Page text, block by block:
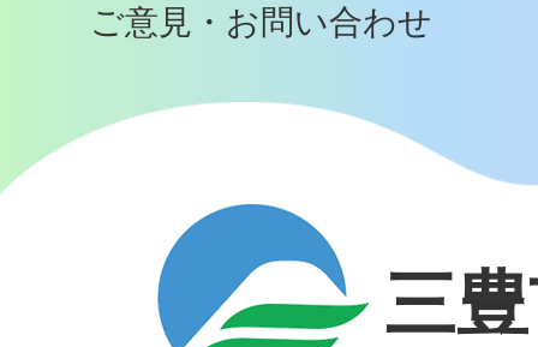
ご意見・お問い合わせ
三